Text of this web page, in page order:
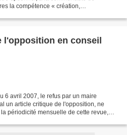
la compétence « création,
l'opposition en conseil
6 avril 2007, le refus par un maire
un article critique de l'opposition, ne
périodicité mensuelle de cette revue,